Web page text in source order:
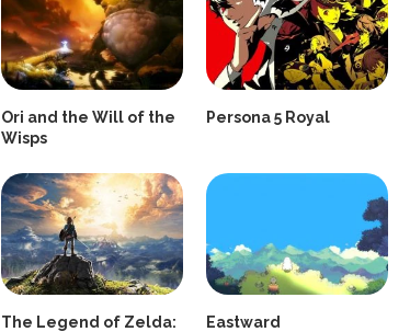
Ori and the Will of the
Wisps
Persona 5 Royal
The Legend of Zelda:
Eastward